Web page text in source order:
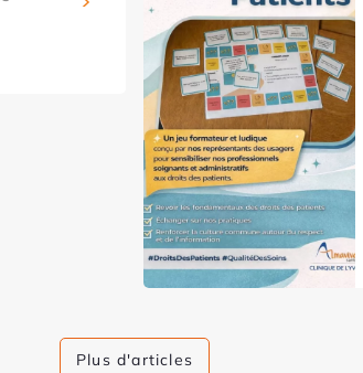
Plus d'articles